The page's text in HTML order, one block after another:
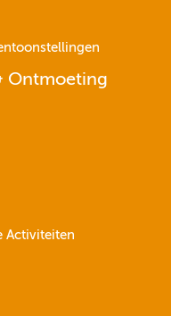
Ontmoeting
Activiteiten